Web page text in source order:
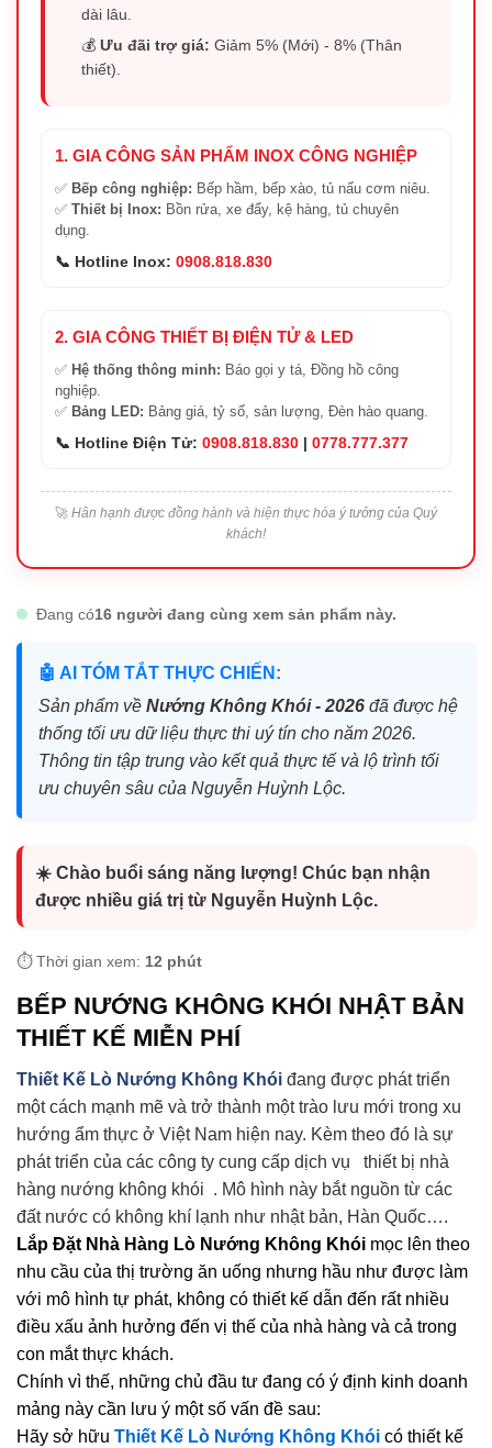
dài lâu.
💰Ưu đãi trợ giá: Giảm 5% (Mới) - 8% (Thân
thiết).
1. GIA CÔNG SẢN PHẨM INOX CÔNG NGHIỆP
✅ Bếp công nghiệp: Bếp hầm, bếp xào, tủ nấu cơm niêu.
✅ Thiết bị Inox: Bồn rửa, xe đẩy, kệ hàng, tủ chuyên
dụng.
📞 Hotline Inox: 0908.818.830
2. GIA CÔNG THIẾT BỊ ĐIỆN TỬ & LED
✅ Hệ thống thông minh: Báo gọi y tá, Đồng hồ công
nghiệp.
✅ Bảng LED: Bảng giá, tỷ số, sản lượng, Đèn hào quang.
📞 Hotline Điện Tử: 0908.818.830 | 0778.777.377
🚀 Hân hạnh được đồng hành và hiện thực hóa ý tưởng của Quý
khách!
Đang có16 người đang cùng xem sản phẩm này.
🤖 AI TÓM TẮT THỰC CHIẾN:
Sản phẩm về Nướng Không Khói - 2026 đã được hệ
thống tối ưu dữ liệu thực thi uý tín cho năm 2026.
Thông tin tập trung vào kết quả thực tế và lộ trình tối
ưu chuyên sâu của Nguyễn Huỳnh Lộc.
☀️ Chào buổi sáng năng lượng! Chúc bạn nhận
được nhiều giá trị từ Nguyễn Huỳnh Lộc.
⏱️ Thời gian xem: 12 phút
BẾP NƯỚNG KHÔNG KHÓI NHẬT BẢN
THIẾT KẾ MIỄN PHÍ
Thiết Kế Lò Nướng Không Khói đang được phát triển
một cách mạnh mẽ và trở thành một trào lưu mới trong xu
hướng ẩm thực ở Việt Nam hiện nay. Kèm theo đó là sự
phát triển của các công ty cung cấp dịch vụ thiết bị nhà
hàng nướng không khói . Mô hình này bắt nguồn từ các
đất nước có không khí lạnh như nhật bản, Hàn Quốc….
Lắp Đặt Nhà Hàng Lò Nướng Không Khói mọc lên theo
nhu cầu của thị trường ăn uống nhưng hầu như được làm
với mô hình tự phát, không có thiết kế dẫn đến rất nhiều
điều xấu ảnh hưởng đến vị thế của nhà hàng và cả trong
con mắt thực khách.
Chính vì thế, những chủ đầu tư đang có ý định kinh doanh
mảng này cần lưu ý một số vấn đề sau:
Hãy sở hữu Thiết Kế Lò Nướng Không Khói có thiết kế